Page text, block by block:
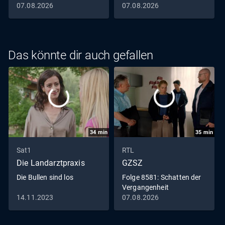
Wanderung zu der Waldhütte, in der er ihr vor über 40
07.08.2026 07.08.2026
Das könnte dir auch gefallen
34 min
Sat1
Die Landarztpraxis
Die Bullen sind los
14.11.2023
35 min
RTL
GZSZ
Folge 8581: Schatten der
Vergangenheit
07.08.2026